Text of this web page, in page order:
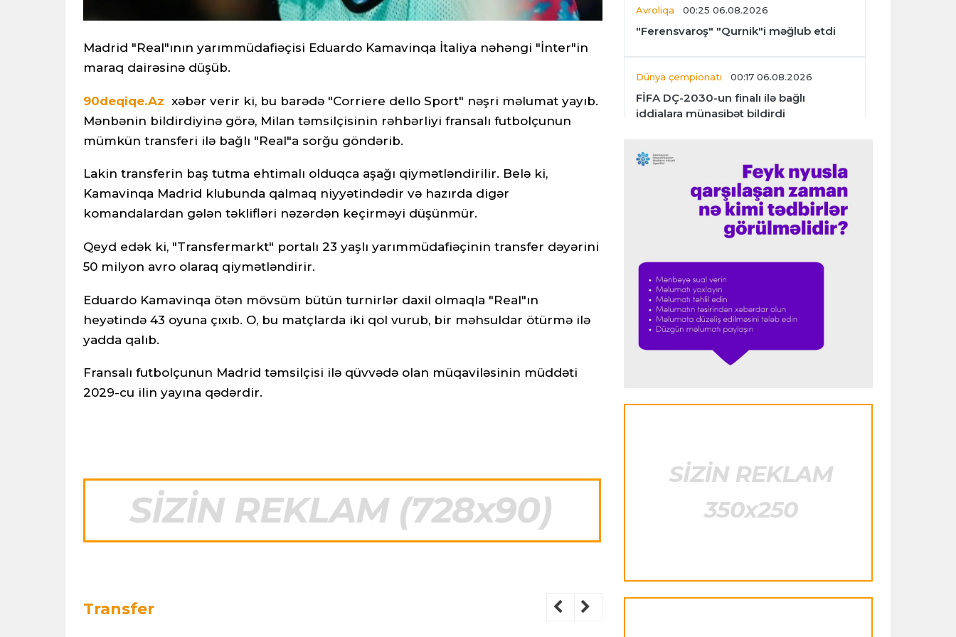
Madrid "Real"ının yarımmüdafiəçisi Eduardo Kamavinqa İtaliya nəhəngi "İnter"in
maraq dairəsinə düşüb.
90deqiqe.Az xəbər verir ki, bu barədə "Corriere dello Sport" nəşri məlumat yayıb.
Mənbənin bildirdiyinə görə, Milan təmsilçisinin rəhbərliyi fransalı futbolçunun
mümkün transferi ilə bağlı "Real"a sorğu göndərib.
Lakin transferin baş tutma ehtimalı olduqca aşağı qiymətləndirilir. Belə ki,
Kamavinqa Madrid klubunda qalmaq niyyətindədir və hazırda digər
komandalardan gələn təklifləri nəzərdən keçirməyi düşünmür.
Qeyd edək ki, "Transfermarkt" portalı 23 yaşlı yarımmüdafiəçinin transfer dəyərini
50 milyon avro olaraq qiymətləndirir.
Eduardo Kamavinqa ötən mövsüm bütün turnirlər daxil olmaqla "Real"ın
heyətində 43 oyuna çıxıb. O, bu matçlarda iki qol vurub, bir məhsuldar ötürmə ilə
yadda qalıb.
Fransalı futbolçunun Madrid təmsilçisi ilə qüvvədə olan müqaviləsinin müddəti
2029-cu ilin yayına qədərdir.
Transfer
Avroliqa 00:25 06.08.2026
"Ferensvaroş" "Qurnik"i məğlub etdi
Dünya çempionatı 00:17 06.08.2026
FİFA DÇ-2030-un finalı ilə bağlı
iddialara münasibət bildirdi
Transfer
"İnter"in müdafiəçisi üç klubu rədd etdi
00:02 06.08.2026
cavabsız qolla məğlub etdi
İtaliya S.A. 23:59 05.08.2026
"Ümid edirəm ki, Leau "Milan"da
qalacaq"
Transfer 23:50 05.08.2026
"Fiorentina"ya keçir
"Atletiko"nun müdafiəçisi "Aston